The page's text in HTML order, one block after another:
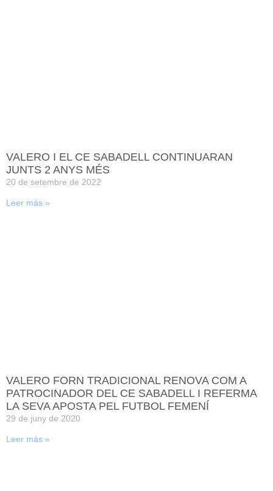
VALERO I EL CE SABADELL CONTINUARAN
JUNTS 2 ANYS MÉS
20 de setembre de 2022
Leer más »
VALERO FORN TRADICIONAL RENOVA COM A
PATROCINADOR DEL CE SABADELL I REFERMA
LA SEVA APOSTA PEL FUTBOL FEMENÍ
29 de juny de 2020
Leer más »